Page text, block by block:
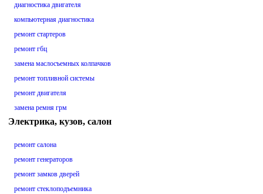
диагностика двигателя
компьютерная диагностика
ремонт стартеров
ремонт гбц
замена маслосъемных колпачков
ремонт топливной системы
ремонт двигателя
замена ремня грм
Электрика, кузов, салон
ремонт салона
ремонт генераторов
ремонт замков дверей
ремонт стеклоподъемника